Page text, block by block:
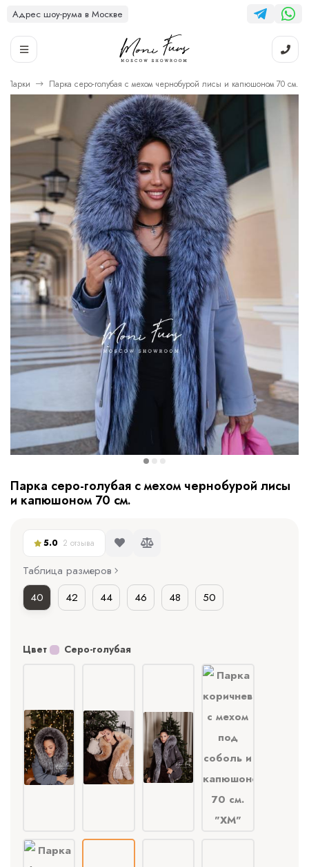
Адрес шоу-рума в Москве
Парки Парка серо-голубая с мехом чернобурой лисы и капюшоном 70 см.
Парка серо-голубая с мехом чернобурой лисы
и капюшоном 70 см.
5.0 2 отзыва
Таблица размеров
40
42 44 46 48 50
Цвет Серо-голубая